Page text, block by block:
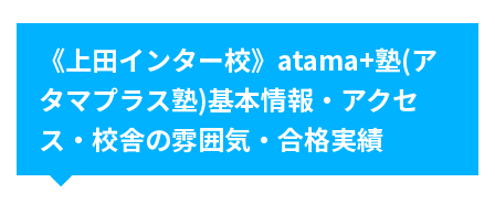
《上田インター校》atama+塾(ア
タマプラス塾)基本情報・アクセ
ス・校舎の雰囲気・合格実績